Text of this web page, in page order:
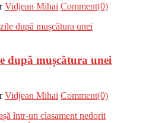
Vidjean Mihai Comment(0)
după mușcătura unei
Vidjean Mihai Comment(0)